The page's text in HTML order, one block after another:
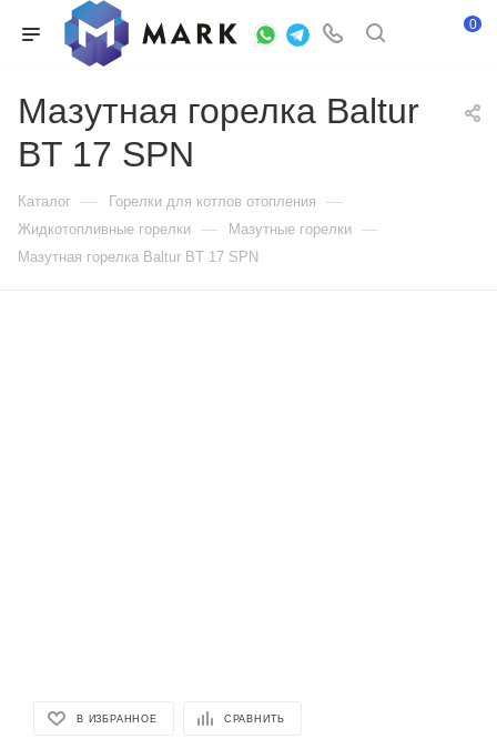
0
Мазутная горелка Baltur
BT 17 SPN
Каталог — Горелки для котлов отопления —
Жидкотопливные горелки — Мазутные горелки —
Мазутная горелка Baltur BT 17 SPN
В ИЗБРАННОЕ СРАВНИТЬ